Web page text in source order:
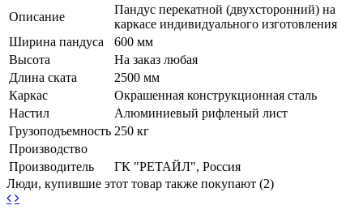
Описание
Пандус перекатной (двухсторонний) на
каркасе индивидуального изготовления
Ширина пандуса
600 мм
Высота
На заказ любая
Длина ската
2500 мм
Каркас
Окрашенная конструкционная сталь
Настил
Алюминиевый рифленый лист
Грузоподъемность 250 кг
Производство
Производитель
ГК "РЕТАЙЛ", Россия
Люди, купившие этот товар также покупают (2)